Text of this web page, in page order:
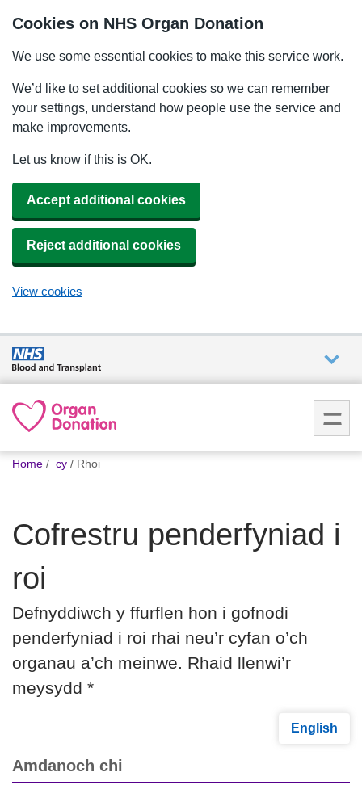
Cookies on NHS Organ Donation
We use some essential cookies to make this service work.
We’d like to set additional cookies so we can remember
your settings, understand how people use the service and
make improvements.
Let us know if this is OK.
Accept additional cookies
Reject additional cookies
View cookies
are
What
How we
help
you can
You
Home cy Rhoi
Cofrestru penderfyniad i
roi
Defnyddiwch y ffurflen hon i gofnodi
penderfyniad i roi rhai neu’r cyfan o’ch
organau a’ch meinwe. Rhaid llenwi’r
meysydd *
English
Amdanoch chi